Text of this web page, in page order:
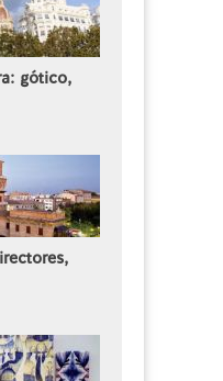
gótico,